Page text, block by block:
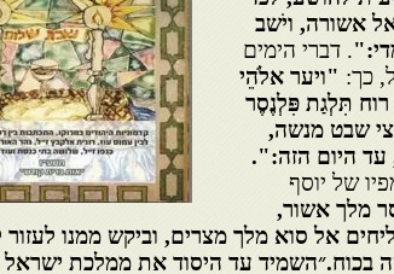
אשורה, ויֹשב
. דברי הימים
כך: "ויער אלֹהֵי
תִּלְגַת פִּלְנֶסֶר
שבט מנשה,
עד היום הזה:".
של יוסף
מלך אשור,
אל סוא מלך מצרים, וביקש ממנו לעזור
בכוח.״השמיד עד היסוד את ממלכת ישראל